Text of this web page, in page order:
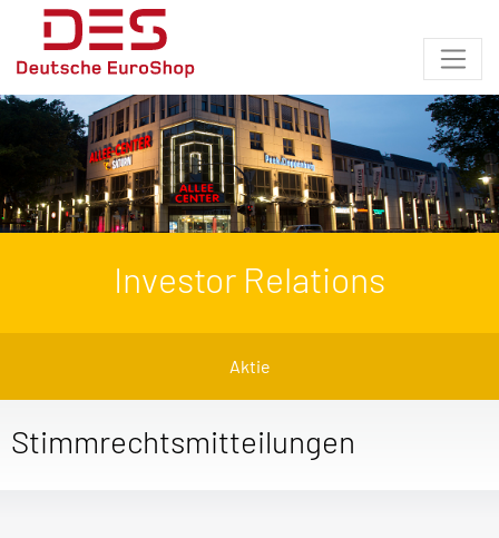
Investor Relations
Aktie
Stimmrechtsmitteilungen